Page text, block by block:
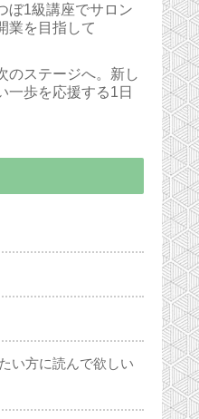
ぼ1級講座でサロン
業を目指して
のステージへ。新し
一歩を応援する1日
い方に読んで欲しい